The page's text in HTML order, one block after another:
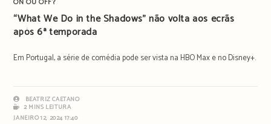
“What We Do in the Shadows” não volta aos ecrãs
após 6ª temporada
Em Portugal, a série de comédia pode ser vista na HBO Max e no Disney+.
BEATRIZ CAETANO
2 MINS LEITURA
JANEIRO 12, 2024 17:40